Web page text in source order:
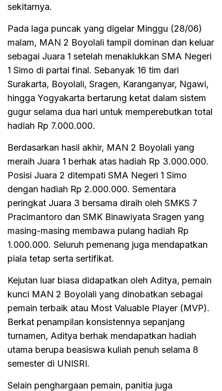
sekitarnya.
Pada laga puncak yang digelar Minggu (28/06)
malam, MAN 2 Boyolali tampil dominan dan keluar
sebagai Juara 1 setelah menaklukkan SMA Negeri
1 Simo di partai final. Sebanyak 16 tim dari
Surakarta, Boyolali, Sragen, Karanganyar, Ngawi,
hingga Yogyakarta bertarung ketat dalam sistem
gugur selama dua hari untuk memperebutkan total
hadiah Rp 7.000.000.
Berdasarkan hasil akhir, MAN 2 Boyolali yang
meraih Juara 1 berhak atas hadiah Rp 3.000.000.
Posisi Juara 2 ditempati SMA Negeri 1 Simo
dengan hadiah Rp 2.000.000. Sementara
peringkat Juara 3 bersama diraih oleh SMKS 7
Pracimantoro dan SMK Binawiyata Sragen yang
masing-masing membawa pulang hadiah Rp
1.000.000. Seluruh pemenang juga mendapatkan
piala tetap serta sertifikat.
Kejutan luar biasa didapatkan oleh Aditya, pemain
kunci MAN 2 Boyolali yang dinobatkan sebagai
pemain terbaik atau Most Valuable Player (MVP).
Berkat penampilan konsistennya sepanjang
turnamen, Aditya berhak mendapatkan hadiah
utama berupa beasiswa kuliah penuh selama 8
semester di UNISRI.
Selain penghargaan pemain, panitia juga